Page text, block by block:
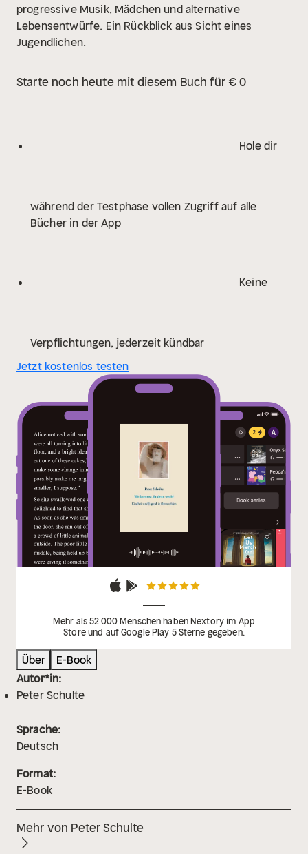
progressive Musik, Mädchen und alternative
Lebensentwürfe. Ein Rückblick aus Sicht eines
Jugendlichen.
Starte noch heute mit diesem Buch für € 0
Hole dir
während der Testphase vollen Zugriff auf alle
Bücher in der App
Keine
Verpflichtungen, jederzeit kündbar
Jetzt kostenlos testen
Mehr als 52 000 Menschen haben Nextory im App
Store und auf Google Play 5 Sterne gegeben.
Über
E-Book
Autor*in:
Peter Schulte
Sprache:
Deutsch
Format:
E-Book
Mehr von Peter Schulte